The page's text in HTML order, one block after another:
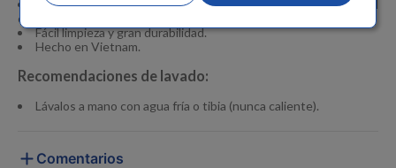
Suela antideslizante que brinda comodidad y seguridad al
caminar.
Fácil limpieza y gran durabilidad.
Hecho en Vietnam.
Recomendaciones de lavado:
Lávalos a mano con agua fría o tibia (nunca caliente).
Comentarios